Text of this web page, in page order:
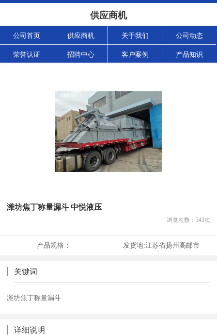
供应商机
公司首页 供应商机 关于我们 公司动态
荣誉认证 招聘中心 客户案例 产品知识
潍坊焦丁称量漏斗 中悦液压
浏览次数： 343次
产品规格： 发货地:江苏省扬州高邮市
关键词
潍坊焦丁称量漏斗
详细说明